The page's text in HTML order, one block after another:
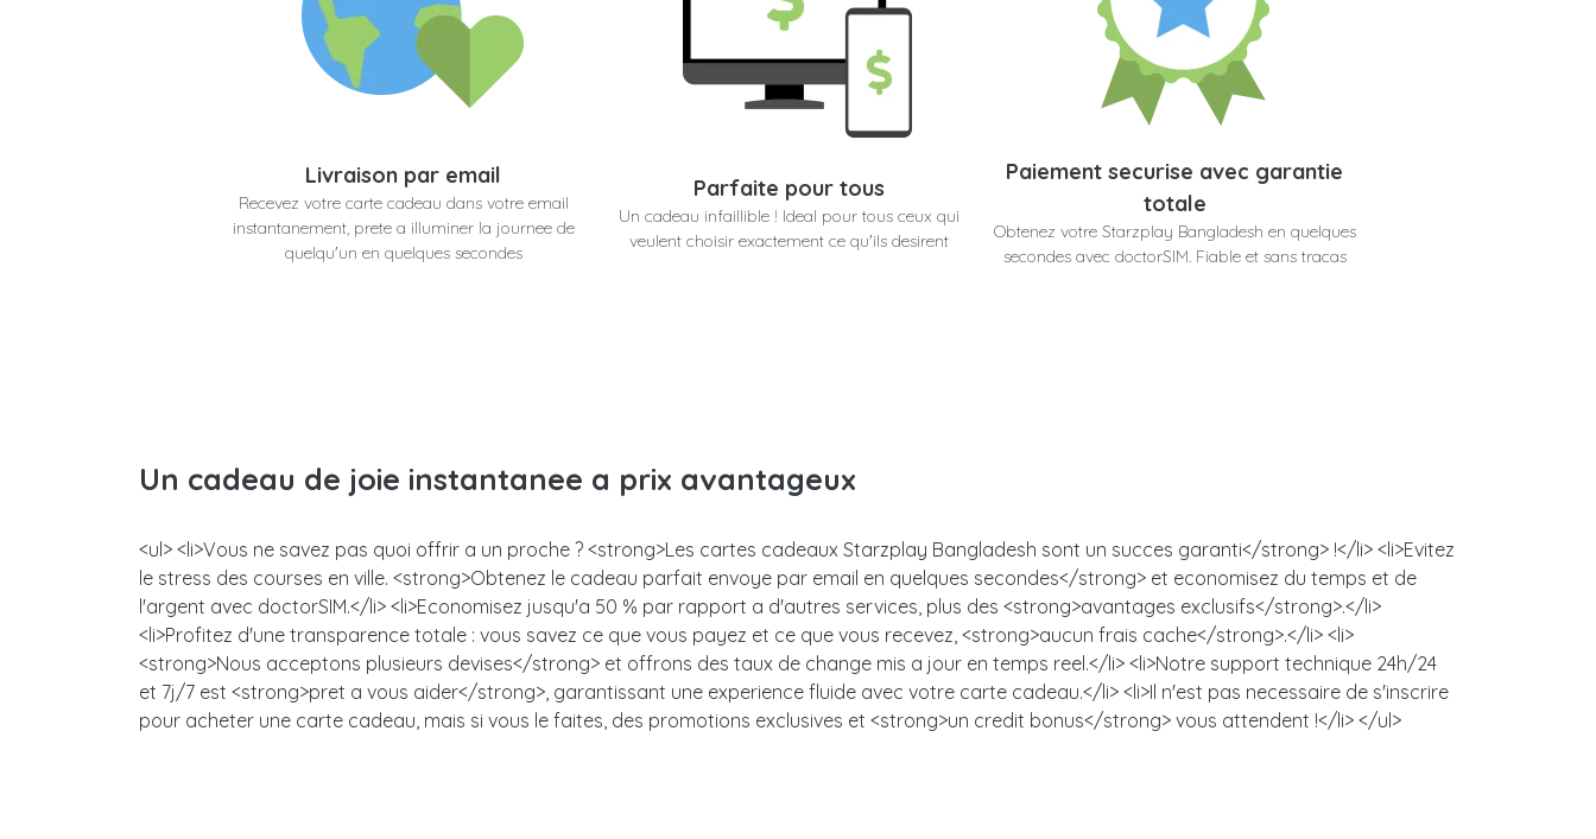
Livraison par email
Recevez votre carte cadeau dans votre email
instantanement, prete a illuminer la journee de
quelqu'un en quelques secondes
Parfaite pour tous
Un cadeau infaillible ! Ideal pour tous ceux qui
veulent choisir exactement ce qu'ils desirent
Paiement securise avec garantie
totale
Obtenez votre Starzplay Bangladesh en quelques
secondes avec doctorSIM. Fiable et sans tracas
Un cadeau de joie instantanee a prix avantageux
<ul> <li>Vous ne savez pas quoi offrir a un proche ? <strong>Les cartes cadeaux Starzplay Bangladesh sont un succes garanti</strong> !</li> <li>Evitez
le stress des courses en ville. <strong>Obtenez le cadeau parfait envoye par email en quelques secondes</strong> et economisez du temps et de
l'argent avec doctorSIM.</li> <li>Economisez jusqu'a 50 % par rapport a d'autres services, plus des <strong>avantages exclusifs</strong>.</li>
<li>Profitez d'une transparence totale : vous savez ce que vous payez et ce que vous recevez, <strong>aucun frais cache</strong>.</li> <li>
<strong>Nous acceptons plusieurs devises</strong> et offrons des taux de change mis a jour en temps reel.</li> <li>Notre support technique 24h/24
et 7j/7 est <strong>pret a vous aider</strong>, garantissant une experience fluide avec votre carte cadeau.</li> <li>Il n'est pas necessaire de s'inscrire
pour acheter une carte cadeau, mais si vous le faites, des promotions exclusives et <strong>un credit bonus</strong> vous attendent !</li> </ul>